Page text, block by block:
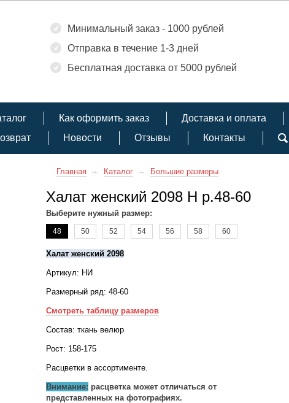
Минимальный заказ - 1000 рублей
Отправка в течение 1-3 дней
Бесплатная доставка от 5000 рублей
Как оформить заказ Доставка и оплата
Новости Отзывы Контакты
Главная Каталог Большие размеры
Халат женский 2098 Н р.48-60
Выберите нужный размер:
48 50 52 54 56 58 60
Халат женский 2098
Артикул: НИ
Размерный ряд: 48-60
Смотреть таблицу размеров
Состав: ткань велюр
Рост: 158-175
Расцветки в ассортименте.
Внимание: расцветка может отличаться от
представленных на фотографиях.